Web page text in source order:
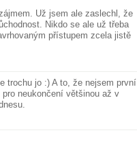
Už jsem ale zaslechl, že
Nikdo se ale už třeba
přístupem zcela jistě
trochu jo :) A to, že nejsem první
neukončení většinou až v